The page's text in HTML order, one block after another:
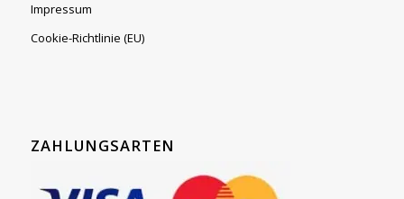
Impressum
Cookie-Richtlinie (EU)
ZAHLUNGSARTEN